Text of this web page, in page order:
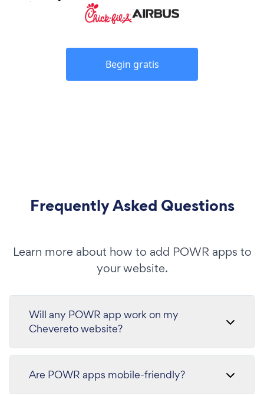
Begin gratis
Frequently Asked Questions
Learn more about how to add POWR apps to
your website.
Will any POWR app work on my
Chevereto website?
Are POWR apps mobile-friendly?